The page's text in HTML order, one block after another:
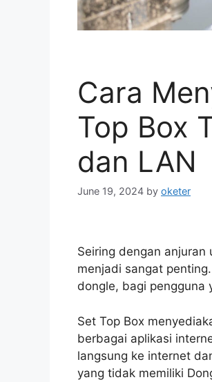
Cara
Top Box
dan LAN
June 19, 2024 by oketer
Seiring dengan anjuran
menjadi sangat
dongle, bagi pengguna
Set Top Box
berbagai aplikasi
langsung ke internet
yang tidak memiliki